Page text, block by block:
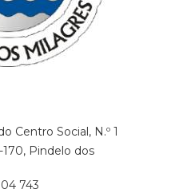
Centro Social, N.º 1
170, Pindelo dos
743